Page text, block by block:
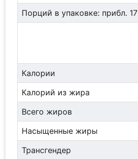
Порций в упаковке: прибл. 17
Калории
Калорий из жира
Всего жиров
Насыщенные жиры
Трансгендер